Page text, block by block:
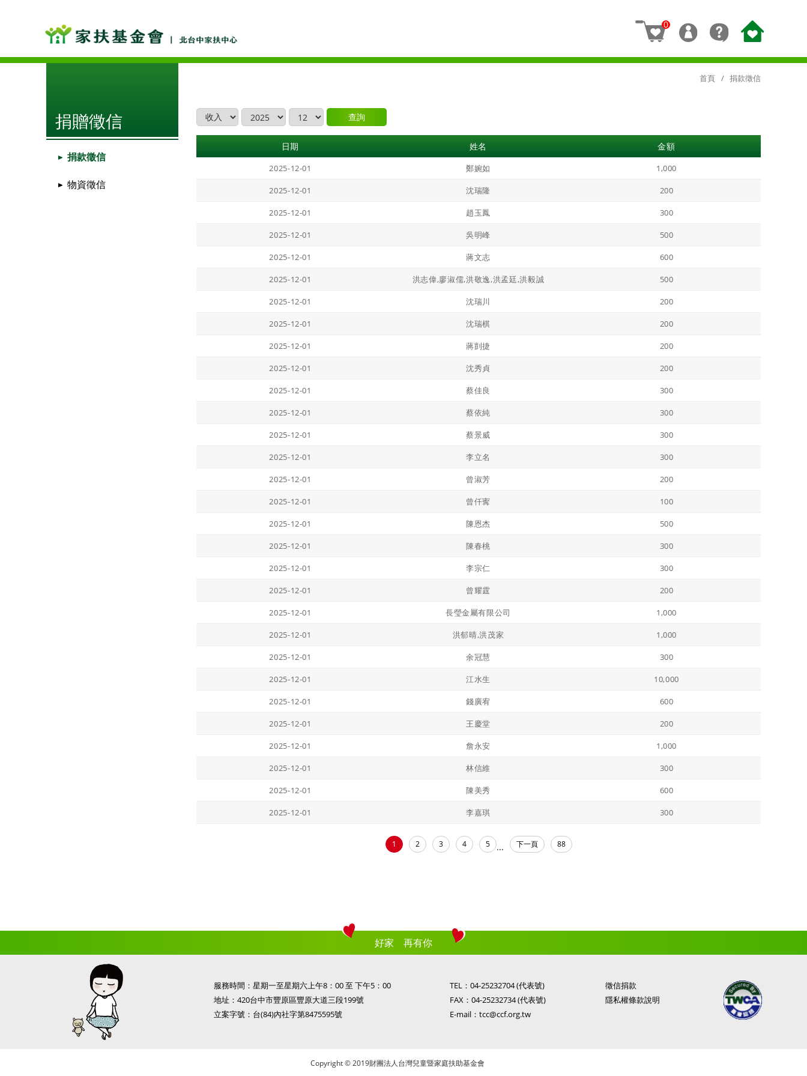
0
捐贈徵信
首頁 捐款徵信
捐款徵信
物資徵信
查詢
日期 姓名 金額
2025-12-01 鄭婉如 1,000
2025-12-01 沈瑞隆 200
2025-12-01 趙玉鳳 300
2025-12-01 吳明峰 500
2025-12-01 蔣文志 600
2025-12-01 洪志偉,廖淑儒,洪敬逸,洪孟廷,洪毅誠 500
2025-12-01 沈瑞川 200
2025-12-01 沈瑞棋 200
2025-12-01 蔣剴捷 200
2025-12-01 沈秀貞 200
2025-12-01 蔡佳良 300
2025-12-01 蔡依純 300
2025-12-01 蔡景威 300
2025-12-01 李立名 300
2025-12-01 曾淑芳 200
2025-12-01 曾仟寗 100
2025-12-01 陳恩杰 500
2025-12-01 陳春桃 300
2025-12-01 李宗仁 300
2025-12-01 曾耀霆 200
2025-12-01 長瑩金屬有限公司 1,000
2025-12-01 洪郁晴,洪茂家 1,000
2025-12-01 余冠慧 300
2025-12-01 江水生 10,000
2025-12-01 錢廣宥 600
2025-12-01 王慶堂 200
2025-12-01 詹永安 1,000
2025-12-01 林信維 300
2025-12-01 陳美秀 600
2025-12-01 李嘉琪 300
1 2 3 4 5 ... 下一頁 88
好家 再有你
服務時間：星期一至星期六上午8：00 至 下午5：00
地址：420台中市豐原區豐原大道三段199號
立案字號：台(84)內社字第8475595號
TEL： 04-25232704(代表號)
FAX：04-25232734 (代表號)
E-mail： tcc@ccf.org.tw
徵信捐款
隱私權條款說明
Copyright © 2019財團法人台灣兒童暨家庭扶助基金會